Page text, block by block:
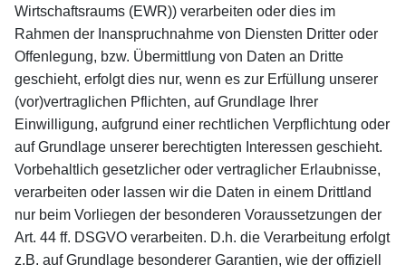
Wirtschaftsraums (EWR)) verarbeiten oder dies im
Rahmen der Inanspruchnahme von Diensten Dritter oder
Offenlegung, bzw. Übermittlung von Daten an Dritte
geschieht, erfolgt dies nur, wenn es zur Erfüllung unserer
(vor)vertraglichen Pflichten, auf Grundlage Ihrer
Einwilligung, aufgrund einer rechtlichen Verpflichtung oder
auf Grundlage unserer berechtigten Interessen geschieht.
Vorbehaltlich gesetzlicher oder vertraglicher Erlaubnisse,
verarbeiten oder lassen wir die Daten in einem Drittland
nur beim Vorliegen der besonderen Voraussetzungen der
Art. 44 ff. DSGVO verarbeiten. D.h. die Verarbeitung erfolgt
z.B. auf Grundlage besonderer Garantien, wie der offiziell